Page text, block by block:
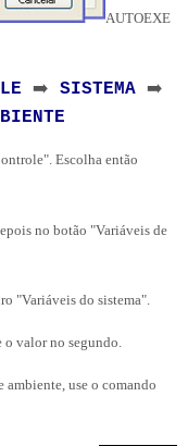
AUTOEXE
➡️ SISTEMA ➡️
Escolha então
no botão "Variáveis de
"Variáveis do sistema".
o valor no segundo.
ambiente, use o comando